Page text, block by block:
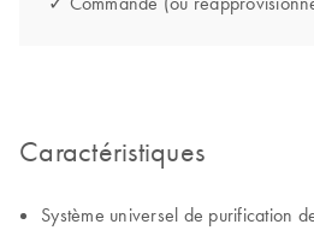
Caractéristiques
Système universel de purification